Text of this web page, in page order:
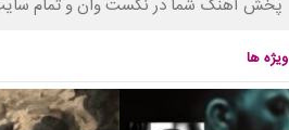
پخش آهنگ شما در نکست وان و تمام
ویژه ها